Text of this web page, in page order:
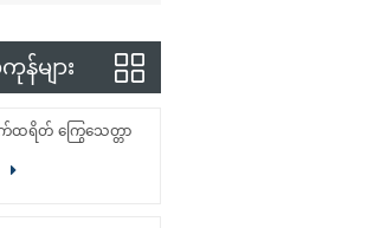
များ
ထရိတ် ကြွေသေတ္တာ